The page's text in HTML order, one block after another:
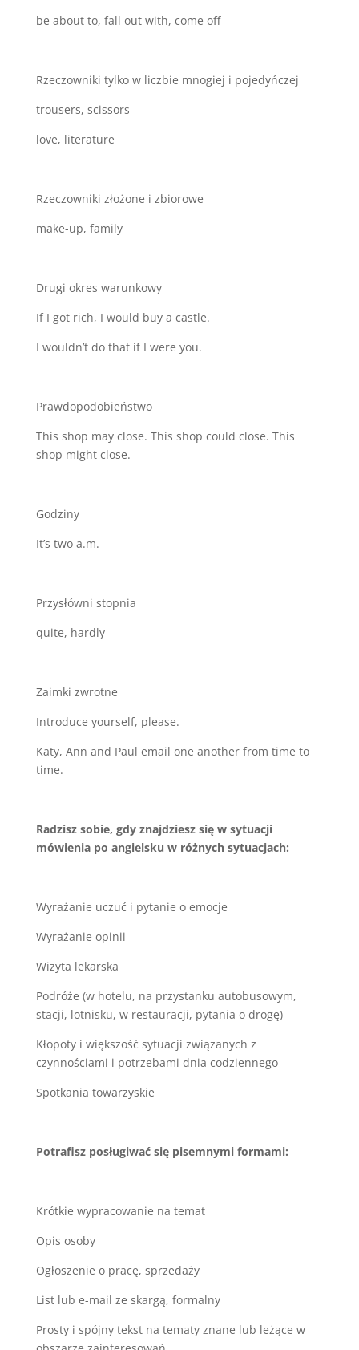
be about to, fall out with, come off
Rzeczowniki tylko w liczbie mnogiej i pojedyńczej
trousers, scissors
love, literature
Rzeczowniki złożone i zbiorowe
make-up, family
Drugi okres warunkowy
If I got rich, I would buy a castle.
I wouldn’t do that if I were you.
Prawdopodobieństwo
This shop may close. This shop could close. This
shop might close.
Godziny
It’s two a.m.
Przysłówni stopnia
quite, hardly
Zaimki zwrotne
Introduce yourself, please.
Katy, Ann and Paul email one another from time to
time.
Radzisz sobie, gdy znajdziesz się w sytuacji
mówienia po angielsku w różnych sytuacjach:
Wyrażanie uczuć i pytanie o emocje
Wyrażanie opinii
Wizyta lekarska
Podróże (w hotelu, na przystanku autobusowym,
stacji, lotnisku, w restauracji, pytania o drogę)
Kłopoty i większość sytuacji związanych z
czynnościami i potrzebami dnia codziennego
Spotkania towarzyskie
Potrafisz posługiwać się pisemnymi formami:
Krótkie wypracowanie na temat
Opis osoby
Ogłoszenie o pracę, sprzedaży
List lub e-mail ze skargą, formalny
Prosty i spójny tekst na tematy znane lub leżące w